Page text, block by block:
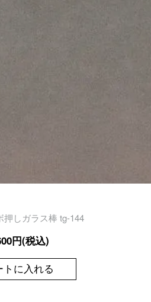
押しガラス棒 tg-144
円(税込)
トに入れる